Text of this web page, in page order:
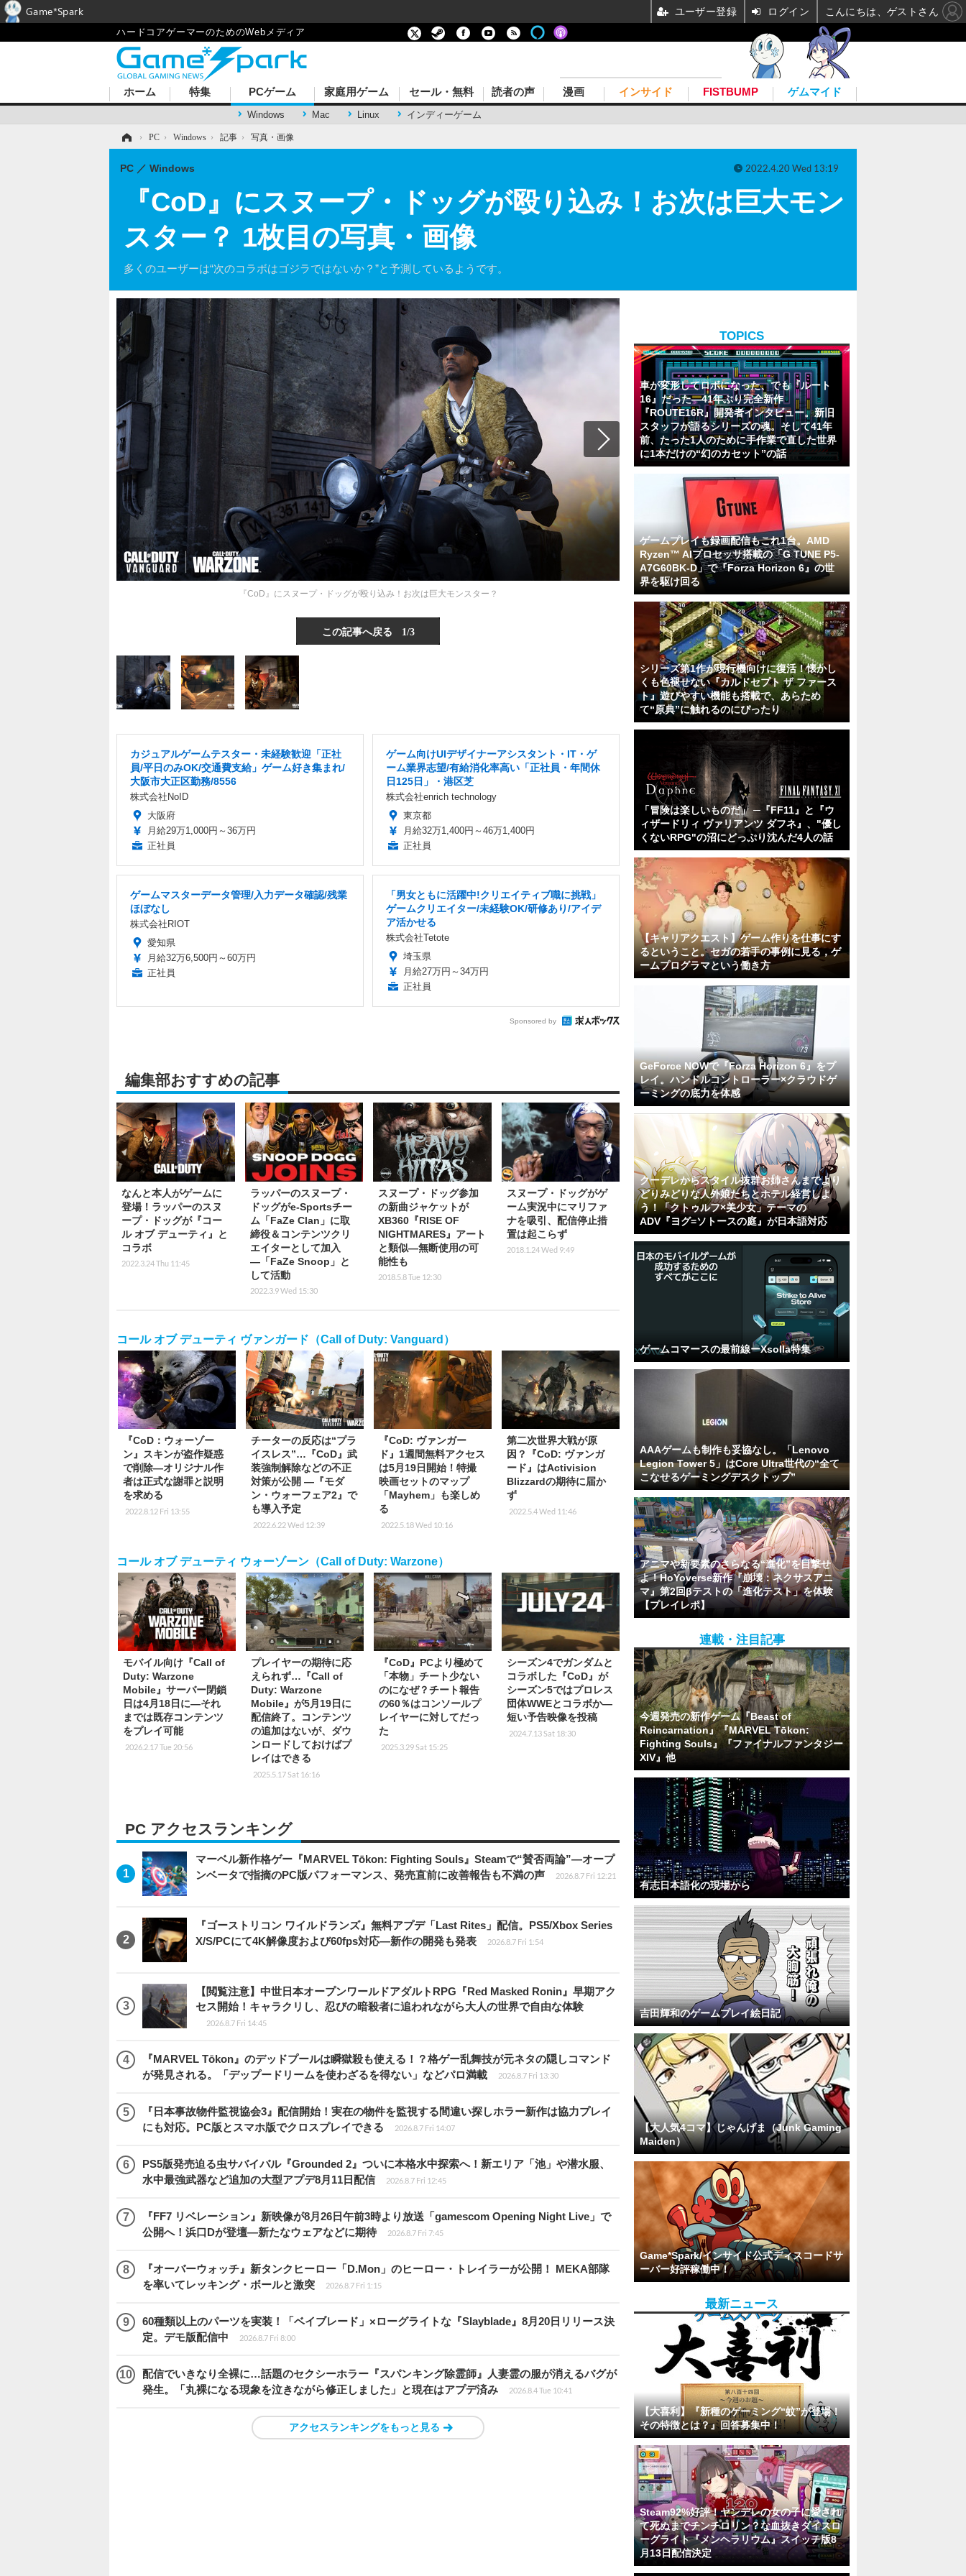
ハードコアゲーマーのためのWebメディア
ホーム 特集 PCゲーム
Windows Mac Linux インディーゲーム
家庭用ゲーム セール・無料 読者の声 漫画 インサイド FISTBUMP ゲムマイド
› PC › Windows › 記事 › 写真・画像
『CoD』にスヌープ・ドッグが殴り込み！お次は巨大モン
スター？ 1枚目の写真・画像
多くのユーザーは“次のコラボはゴジラではないか？”と予測しているようです。
PC Windows 2022.4.20 Wed 13:19
『CoD』にスヌープ・ドッグが殴り込み！お次は巨大モンスター？
この記事へ戻る 1/3
カジュアルゲームテスター・未経験歓迎「正社
員/平日のみOK/交通費支給」ゲーム好き集まれ/
大阪市大正区勤務/8556
株式会社NoID
大阪府
月給29万1,000円～36万円
正社員
ゲーム向けUIデザイナーアシスタント・IT・ゲ
ーム業界志望/有給消化率高い「正社員・年間休
日125日」・港区芝
株式会社enrich technology
東京都
月給32万1,400円～46万1,400円
正社員
ゲームマスターデータ管理/入力データ確認/残業
ほぼなし
株式会社RIOT
愛知県
月給32万6,500円～60万円
正社員
「男女ともに活躍中!クリエイティブ職に挑戦」
ゲームクリエイター/未経験OK/研修あり/アイデ
ア活かせる
株式会社Tetote
埼玉県
月給27万円～34万円
正社員
Sponsored by
編集部おすすめの記事
なんと本人がゲームに
登場！ラッパーのスヌ
ープ・ドッグが『コー
ル オブ デューティ』と
コラボ
2022.3.24 Thu 11:45
ラッパーのスヌープ・
ドッグがe-Sportsチー
ム「FaZe Clan」に取
締役＆コンテンツクリ
エイターとして加入
―「FaZe Snoop」と
して活動
2022.3.9 Wed 15:30
スヌープ・ドッグ参加
の新曲ジャケットが
XB360『RISE OF
NIGHTMARES』アート
と類似―無断使用の可
能性も
2018.5.8 Tue 12:30
スヌープ・ドッグがゲ
ーム実況中にマリファ
ナを吸引、配信停止措
置は起こらず
2018.1.24 Wed 9:49
コール オブ デューティ ヴァンガード（Call of Duty: Vanguard）
『CoD：ウォーゾー
ン』スキンが盗作疑惑
で削除―オリジナル作
者は正式な謝罪と説明
を求める
2022.8.12 Fri 13:55
チーターの反応は“プラ
イスレス”…『CoD』武
装強制解除などの不正
対策が公開 ―『モダ
ン・ウォーフェア2』で
も導入予定
2022.6.22 Wed 12:39
『CoD: ヴァンガー
ド』1週間無料アクセス
は5月19日開始！特撮
映画セットのマップ
「Mayhem」も楽しめ
る
2022.5.18 Wed 10:16
第二次世界大戦が原
因？『CoD: ヴァンガ
ード』はActivision
Blizzardの期待に届か
ず
2022.5.4 Wed 11:46
コール オブ デューティ ウォーゾーン（Call of Duty: Warzone）
モバイル向け『Call of
Duty: Warzone
Mobile』サーバー閉鎖
日は4月18日に―それ
までは既存コンテンツ
をプレイ可能
2026.2.17 Tue 20:56
プレイヤーの期待に応
えられず…『Call of
Duty: Warzone
Mobile』が5月19日に
配信終了。コンテンツ
の追加はないが、ダウ
ンロードしておけばプ
レイはできる
2025.5.17 Sat 16:16
『CoD』PCより極めて
「本物」チート少ない
のになぜ？チート報告
の60％はコンソールプ
レイヤーに対してだっ
た
2025.3.29 Sat 15:25
シーズン4でガンダムと
コラボした『CoD』が
シーズン5ではプロレス
団体WWEとコラボか―
短い予告映像を投稿
2024.7.13 Sat 18:30
PC アクセスランキング
マーベル新作格ゲー『MARVEL Tōkon: Fighting Souls』Steamで“賛否両論”―オープ
ンベータで指摘のPC版パフォーマンス、発売直前に改善報告も不満の声
2026.8.7 Fri 12:21
『ゴーストリコン ワイルドランズ』無料アプデ「Last Rites」配信。PS5/Xbox Series
X/S/PCにて4K解像度および60fps対応―新作の開発も発表
2026.8.7 Fri 1:54
【閲覧注意】中世日本オープンワールドアダルトRPG『Red Masked Ronin』早期アク
セス開始！キャラクリし、忍びの暗殺者に追われながら大人の世界で自由な体験
2026.8.7 Fri 14:45
『MARVEL Tōkon』のデッドプールは瞬獄殺も使える！？格ゲー乱舞技が元ネタの隠しコマンド
が発見される。「デップードリームを使わざるを得ない」などパロ満載
2026.8.7 Fri 13:30
『日本事故物件監視協会3』配信開始！実在の物件を監視する間違い探しホラー新作は協力プレイ
にも対応。PC版とスマホ版でクロスプレイできる
2026.8.7 Fri 14:07
PS5版発売迫る虫サバイバル『Grounded 2』ついに本格水中探索へ！新エリア「池」や潜水服、
水中最強武器など追加の大型アプデ8月11日配信
2026.8.7 Fri 12:45
『FF7 リベレーション』新映像が8月26日午前3時より放送「gamescom Opening Night Live」で
公開へ！浜口Dが登壇―新たなウェアなどに期待
2026.8.7 Fri 7:45
『オーバーウォッチ』新タンクヒーロー「D.Mon」のヒーロー・トレイラーが公開！ MEKA部隊
を率いてレッキング・ボールと激突
2026.8.7 Fri 1:15
60種類以上のパーツを実装！「ベイブレード」×ローグライトな『Slayblade』8月20日リリース決
定。デモ版配信中
2026.8.7 Fri 8:00
配信でいきなり全裸に…話題のセクシーホラー『スパンキング除霊師』人妻霊の服が消えるバグが
発生。「丸裸になる現象を泣きながら修正しました」と現在はアプデ済み
2026.8.4 Tue 10:41
アクセスランキングをもっと見る
TOPICS
車が変形してロボになった、でも『ルート
16』だった―41年ぶり完全新作
『ROUTE16R』開発者インタビュー。新旧
スタッフが語るシリーズの魂。そして41年
前、たった1人のために手作業で直した世界
に1本だけの“幻のカセット”の話
ゲームプレイも録画配信もこれ1台。AMD
Ryzen™ AIプロセッサ搭載の「G TUNE P5-
A7G60BK-D」で『Forza Horizon 6』の世
界を駆け回る
シリーズ第1作が現行機向けに復活！懐かし
くも色褪せない『カルドセプト ザ ファース
ト』遊びやすい機能も搭載で、あらため
て“原典”に触れるのにぴったり
「冒険は楽しいものだ」 ─『FF11』と『ウ
ィザードリィ ヴァリアンツ ダフネ』、"優し
くないRPG"の沼にどっぷり沈んだ4人の話
【キャリアクエスト】ゲーム作りを仕事にす
るということ。セガの若手の事例に見る，ゲ
ームプログラマという働き方
GeForce NOWで『Forza Horizon 6』をプ
レイ。ハンドルコントローラー×クラウドゲ
ーミングの底力を体感
クーデレからスタイル抜群お姉さんまでより
どりみどりな人外娘たちとホテル経営しよ
う！「クトゥルフ×美少女」テーマの
ADV『ヨグ=ソトースの庭』が日本語対応
ゲームコマースの最前線ーXsolla特集
AAAゲームも制作も妥協なし。「Lenovo
Legion Tower 5」はCore Ultra世代の“全て
こなせるゲーミングデスクトップ”
アニマや新要素のさらなる“進化”を目撃せ
よ！HoYoverse新作『崩壊：ネクサスアニ
マ』第2回βテストの「進化テスト」を体験
【プレイレポ】
連載・注目記事
今週発売の新作ゲーム『Beast of
Reincarnation』『MARVEL Tōkon:
Fighting Souls』『ファイナルファンタジー
XIV』他
有志日本語化の現場から
吉田輝和のゲームプレイ絵日記
【大人気4コマ】じゃんげま（Junk Gaming
Maiden）
Game*Spark/インサイド公式ディスコードサ
ーバー好評稼働中！
最新ニュース
【大喜利】『新種のゲーミング“蚊”が登場！
その特徴とは？』回答募集中！
Steam92%好評！ヤンデレの女の子に愛され
て死ぬまでチンチロリン？な血抜きダイスロ
ーグライト『メンヘラリウム』スイッチ版8
月13日配信決定
Game*Spark ユーザー登録 ログイン こんにちは、ゲストさん